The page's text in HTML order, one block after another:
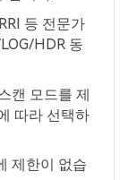
등 전문가
HDR 동
캔 모드를 제
따라 선택하
제한이 없습